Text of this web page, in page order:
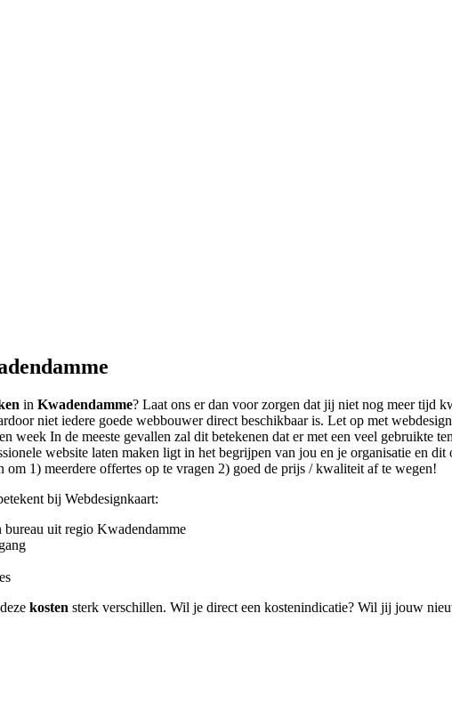
in Kwadendamme? Laat ons er dan voor zorgen dat jij niet nog meer tijd
niet iedere goede webbouwer direct beschikbaar is. Let op met
week In de meeste gevallen zal dit betekenen dat er met een veel gebruikte
website laten maken ligt in het begrijpen van jou en je organisatie en
1) meerdere offertes op te vragen 2) goed de prijs / kwaliteit af te wegen!
bij Webdesignkaart:
uit regio Kwadendamme
kosten sterk verschillen. Wil je direct een kostenindicatie? Wil jij jouw